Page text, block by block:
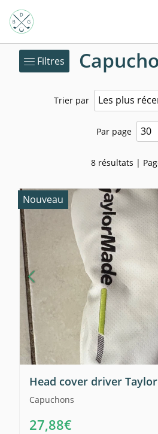
Filtres
Trier par
Par page
8 résultats |
Nouveau
Head cover driver
Capuchons
27,88€